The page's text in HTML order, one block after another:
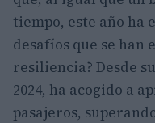
tiempo, este año ha
desafíos que se han
resiliencia? Desde
2024, ha acogido a
pasajeros,